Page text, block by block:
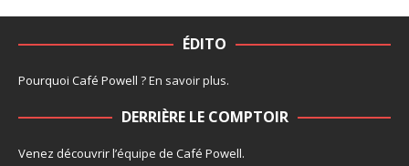
ÉDITO
Pourquoi Café Powell ?En savoir plus.
DERRIÈRE LE COMPTOIR
Venez découvrir l’équipe de Café Powell.